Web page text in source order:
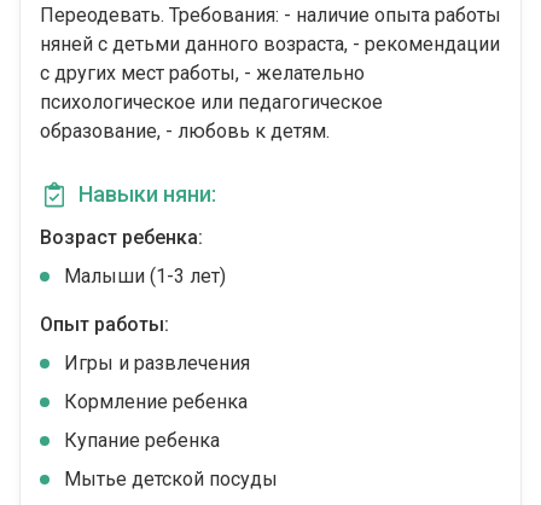
Переодевать. Требования: - наличие опыта работы
няней с детьми данного возраста, - рекомендации
с других мест работы, - желательно
психологическое или педагогическое
образование, - любовь к детям.
Навыки няни:
Возраст ребенка:
Малыши (1-3 лет)
Опыт работы:
Игры и развлечения
Кормление ребенка
Купание ребенка
Мытье детской посуды